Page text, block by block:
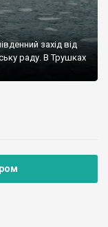
захід від
раду. В Трушках